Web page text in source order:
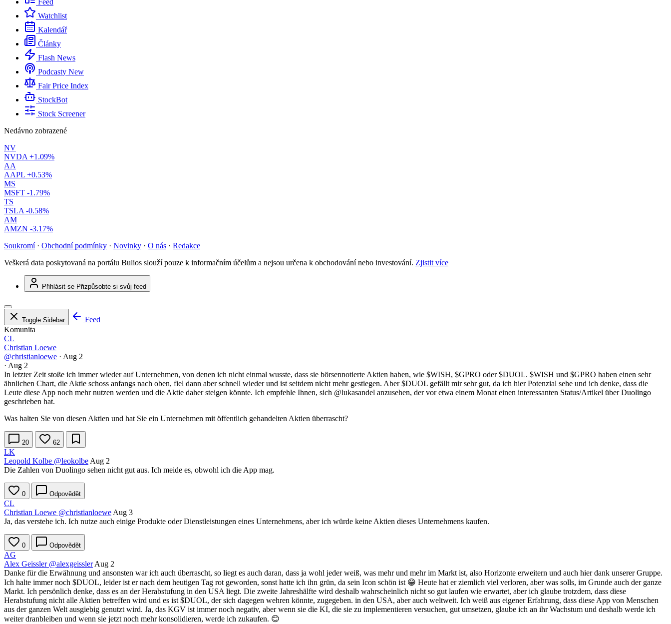
Feed
Watchlist
Kalendář
Články
Flash News
Podcasty New
Fair Price Index
StockBot
Stock Screener
Nedávno zobrazené
NV
NVDA +1.09%
AA
AAPL +0.53%
MS
MSFT -1.79%
TS
TSLA -0.58%
AM
AMZN -3.17%
Soukromí · Obchodní podmínky · Novinky · O nás · Redakce
Veškerá data poskytovaná na portálu Bulios slouží pouze k informačním účelům a nejsou určena k obchodování nebo investování. Zjistit více
Přihlásit se Přizpůsobte si svůj feed
Toggle Sidebar
Feed
Komunita
CL
Christian Loewe
@christianloewe · Aug 2
· Aug 2
In letzter Zeit stoße ich immer wieder auf Unternehmen, von denen ich nicht einmal wusste, dass sie börsennotierte Aktien haben, wie $WISH, $GPRO oder$DUOL. $WISH und $GPRO haben einen sehr
ähnlichen Chart, die Aktie schoss anfangs nach oben, fiel dann aber schnell wieder und ist seitdem nicht mehr gestiegen. Aber$DUOL gefällt mir sehr gut, da ich hier Potenzial sehe und ich denke, dass die
Leute diese App noch mehr nutzen werden und die Aktie daher steigen könnte. Ich empfehle Ihnen, sich @lukasandel anzusehen, der vor etwa einem Monat einen interessanten Status/Artikel über Duolingo
geschrieben hat.
Was halten Sie von diesen Aktien und hat Sie ein Unternehmen mit öffentlich gehandelten Aktien überrascht?
20 62
LK
Leopold Kolbe @leokolbe Aug 2
Die Zahlen von Duolingo sehen nicht gut aus. Ich meide es, obwohl ich die App mag.
0 Odpovědět
CL
Christian Loewe @christianloewe Aug 3
Ja, das verstehe ich. Ich nutze auch einige Produkte oder Dienstleistungen eines Unternehmens, aber ich würde keine Aktien dieses Unternehmens kaufen.
0 Odpovědět
AG
Alex Geissler @alexgeissler Aug 2
Danke für die Erwähnung und ansonsten war ich auch überrascht, so liegt es auch daran, dass ja wohl jeder weiß, was mehr und mehr im Markt ist, also Horizonte erweitern und auch hier dank unserer Gruppe.
Ich halte immer noch $DUOL, leider ist er nach dem heutigen Tag rot geworden, sonst hatte ich ihn grün, da sein Icon schön ist 😁 Heute hat er ziemlich viel verloren, aber was solls, im Grunde auch der ganze
Markt. Ich persönlich denke, dass es an der Herabstufung in den USA liegt. Die zweite Jahreshälfte wird deshalb wahrscheinlich nicht so gut laufen wie erwartet, aber ich glaube trotzdem, dass diese
Herabstufung nicht alle Aktien betreffen wird und es ist $DUOL, der sich dagegen wehren könnte, zugegeben. in den USA, aber auch weltweit. Ich weiß aus eigener Erfahrung, dass diese App von Menschen
aus der ganzen Welt ausgiebig genutzt wird. Ja, das KGV ist immer noch negativ, aber wenn sie die KI, die sie zu implementieren versuchen, gut umsetzen, glaube ich an ihr Wachstum und deshalb werde ich
weiter dranbleiben und wenn sie jetzt noch mehr konsolidieren, werde ich zukaufen. 😊